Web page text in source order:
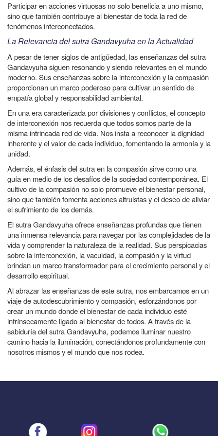
Participar en acciones virtuosas no solo beneficia a uno mismo,
sino que también contribuye al bienestar de toda la red de
fenómenos interconectados.
La Relevancia del sutra Gandavyuha en la Actualidad
A pesar de tener siglos de antigüedad, las enseñanzas del sutra
Gandavyuha siguen resonando y siendo relevantes en el mundo
moderno. Sus enseñanzas sobre la interconexión y la compasión
proporcionan un marco poderoso para cultivar un sentido de
empatía global y responsabilidad ambiental.
En una era caracterizada por divisiones y conflictos, el concepto
de interconexión nos recuerda que todos somos parte de la
misma intrincada red de vida. Nos insta a reconocer la dignidad
inherente y el valor de cada individuo, fomentando la armonía y la
unidad.
Además, el énfasis del sutra en la compasión sirve como una
guía en medio de los desafíos de la sociedad contemporánea. El
cultivo de la compasión no solo promueve el bienestar personal,
sino que también fomenta acciones altruistas y el deseo de aliviar
el sufrimiento de los demás.
El sutra Gandavyuha ofrece enseñanzas profundas que tienen
una inmensa relevancia para navegar por las complejidades de la
vida y comprender la naturaleza de la realidad. Sus perspicacias
sobre la interconexión, la vacuidad, la compasión y la virtud
brindan un marco transformador para el crecimiento personal y el
desarrollo espiritual.
Al abrazar las enseñanzas de este sutra, nos embarcamos en un
viaje de autodescubrimiento y compasión, esforzándonos por
crear un mundo donde el bienestar de cada individuo esté
intrínsecamente ligado al bienestar de todos. A través de la
sabiduría del sutra Gandavyuha, podemos iluminar nuestro
camino hacia la iluminación, conectándonos profundamente con
nosotros mismos y el mundo que nos rodea.